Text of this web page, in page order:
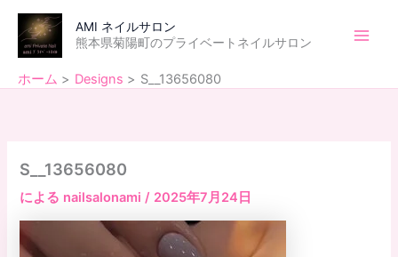
AMI ネイルサロン
熊本県菊陽町のプライベートネイルサロン
ホーム Designs S__13656080
S__13656080
による nailsalonami/ 2025年7月24日